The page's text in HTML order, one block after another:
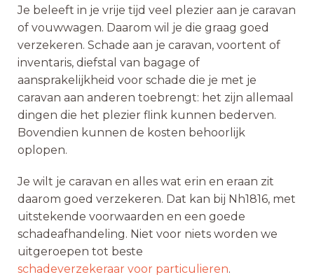
Je beleeft in je vrije tijd veel plezier aan je caravan
of vouwwagen. Daarom wil je die graag goed
verzekeren. Schade aan je caravan, voortent of
inventaris, diefstal van bagage of
aansprakelijkheid voor schade die je met je
caravan aan anderen toebrengt: het zijn allemaal
dingen die het plezier flink kunnen bederven.
Bovendien kunnen de kosten behoorlijk
oplopen.
Je wilt je caravan en alles wat erin en eraan zit
daarom goed verzekeren. Dat kan bij Nh1816, met
uitstekende voorwaarden en een goede
schadeafhandeling. Niet voor niets worden we
uitgeroepen tot beste
schadeverzekeraar voor particulieren.